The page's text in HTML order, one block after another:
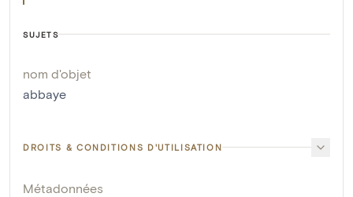
SUJETS
nom d'objet
abbaye
DROITS & CONDITIONS D'UTILISATION
Métadonnées